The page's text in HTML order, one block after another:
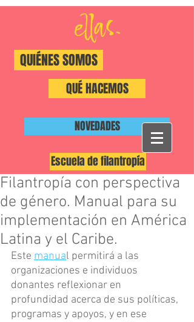
QUIÉNES SOMOS
QUÉ HACEMOS
NOVEDADES
Escuela de filantropía
#ShiftThePower
Filantropía con perspectiva
de género. Manual para su
implementación en América
Latina y el Caribe.
Este manual permitirá a las
organizaciones e individuos
donantes reflexionar en
profundidad acerca de sus políticas,
programas y apoyos, y en ese